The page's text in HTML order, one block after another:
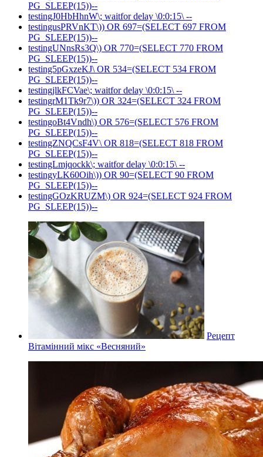
PG_SLEEP(15))--
testingJ0HbHhnW\; waitfor delay \0:0:15\ --
testingusPRVnKT\)) OR 697=(SELECT 697 FROM
PG_SLEEP(15))--
testingUNnsRs3Q\) OR 770=(SELECT 770 FROM
PG_SLEEP(15))--
testing5pGxzeKJ\ OR 534=(SELECT 534 FROM
PG_SLEEP(15))--
testingjlkFCVae\; waitfor delay \0:0:15\ --
testingrM1Tk9r7\)) OR 324=(SELECT 324 FROM
PG_SLEEP(15))--
testingoBt4Vndh\) OR 576=(SELECT 576 FROM
PG_SLEEP(15))--
testingZNQCsF4V\ OR 818=(SELECT 818 FROM
PG_SLEEP(15))--
testingLmjqockk\; waitfor delay \0:0:15\ --
testingyLK60Oih\)) OR 90=(SELECT 90 FROM
PG_SLEEP(15))--
testingGOzKRUZM\) OR 924=(SELECT 924 FROM
PG_SLEEP(15))--
Рецепт
Вітамінний мікс «Весняний»